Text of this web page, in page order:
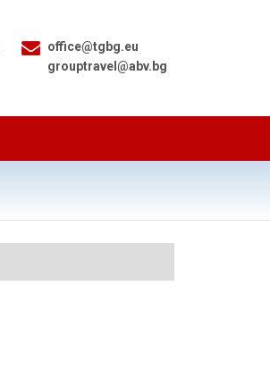
office@tgbg.eu
grouptravel@abv.bg